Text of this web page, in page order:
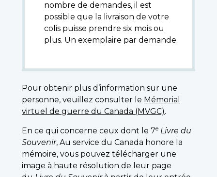
nombre de demandes, il est
possible que la livraison de votre
colis puisse prendre six mois ou
plus. Un exemplaire par demande.
Pour obtenir plus d’information sur une
personne, veuillez consulter le Mémorial
virtuel de guerre du Canada (MVGC).
En ce qui concerne ceux dont le 7e Livre du
Souvenir, Au service du Canada honore la
mémoire, vous pouvez télécharger une
image à haute résolution de leur page